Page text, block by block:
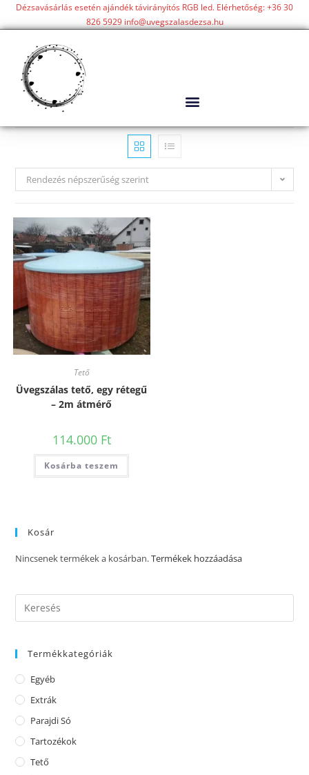
Dézsavásárlás esetén ajándék távirányítós RGB led. Elérhetőség: +36 30
826 5929 info@uvegszalasdezsa.hu
Rendezés népszerűség szerint
Tető
Üvegszálas tető, egy rétegű
– 2m átmérő
114.000 Ft
Kosárba teszem
Kosár
Nincsenek termékek a kosárban.Termékek hozzáadása
Termékkategóriák
Egyéb
Extrák
Parajdi Só
Tartozékok
Tető